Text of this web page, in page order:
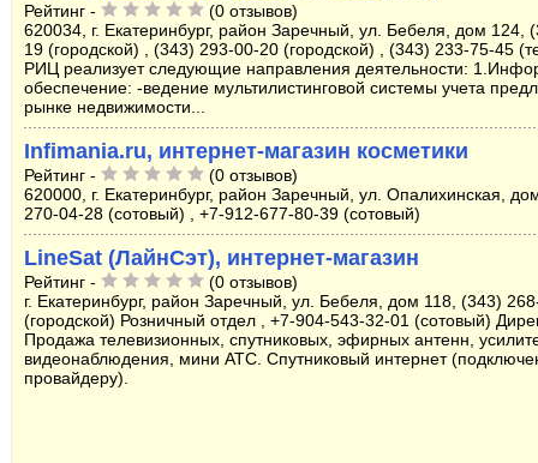
Рейтинг -
(0 отзывов)
620034, г. Екатеринбург, район Заречный, ул. Бебеля, дом 124,
19 (городской) , (343) 293-00-20 (городской) , (343) 233-75-45
РИЦ реализует следующие направления деятельности:
обеспечение: -ведение мультилистинговой системы учета
рынке недвижимости...
Infimania.ru, интернет-магазин косметики
Рейтинг -
(0 отзывов)
620000, г. Екатеринбург, район Заречный, ул. Опалихинская,
270-04-28 (сотовый) , +7-912-677-80-39 (сотовый)
LineSat (ЛайнСэт), интернет-магазин
Рейтинг -
(0 отзывов)
г. Екатеринбург, район Заречный, ул. Бебеля, дом 118, (343)
(городской) Розничный отдел , +7-904-543-32-01 (сотовый)
Продажа телевизионных, спутниковых, эфирных антенн,
видеонаблюдения, мини АТС. Спутниковый интернет
провайдеру).